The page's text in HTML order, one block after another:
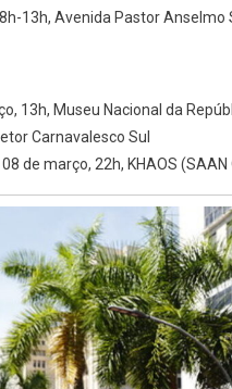
13h, Avenida Pastor
13h, Museu Nacional da
Carnavalesco Sul
de março, 22h, KHAOS (SAAN